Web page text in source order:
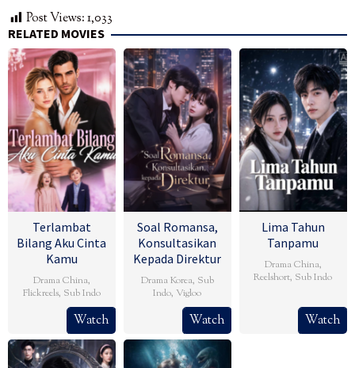
Post Views:1,033
RELATED MOVIES
Terlambat
Bilang Aku Cinta
Kamu
Drama China,
Flickreels, Sub Indo
Watch
Soal Romansa,
Konsultasikan
Kepada Direktur
Drama Korea, Sub
Indo,Vigloo
Watch
Lima Tahun
Tanpamu
Drama China,
Reelshort, Sub Indo
Watch